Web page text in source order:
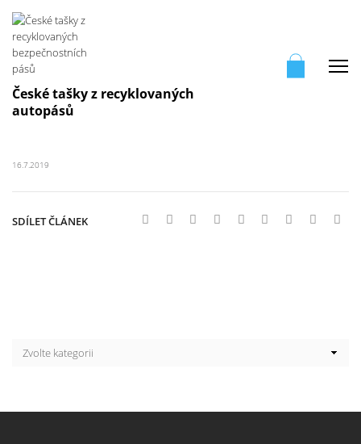
České tašky z recyklovaných
autopásů
16.7.2019
SDÍLET ČLÁNEK